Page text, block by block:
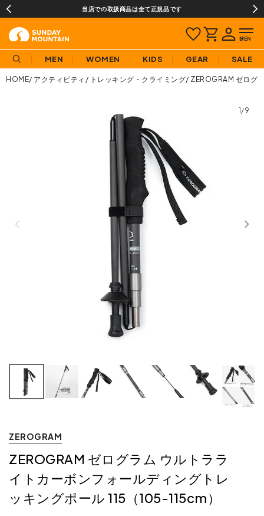
当店での取扱商品は全て正規品です
MEN WOMEN KIDS GEAR SALE
HOME アクティビティ トレッキング・クライミング ZEROGRAM ゼログ
1/9
ZEROGRAM
ZEROGRAM ゼログラム ウルトララ
イトカーボンフォールディングトレ
ッキングポール 115（105-115cm）